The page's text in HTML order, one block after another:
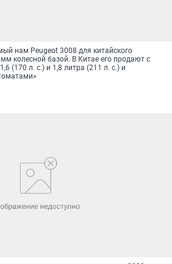
нам Peugeot 3008 для китайского
колесной базой. В Китае его продают с
(170 л. с.) и 1,8 литра (211 л. с.) и